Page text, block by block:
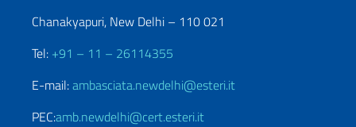
Chanakyapuri, New Delhi – 110 021
Tel: +91 – 11 – 26114355
E-mail:ambasciata.newdelhi@esteri.it
PEC:amb.newdelhi@cert.esteri.it